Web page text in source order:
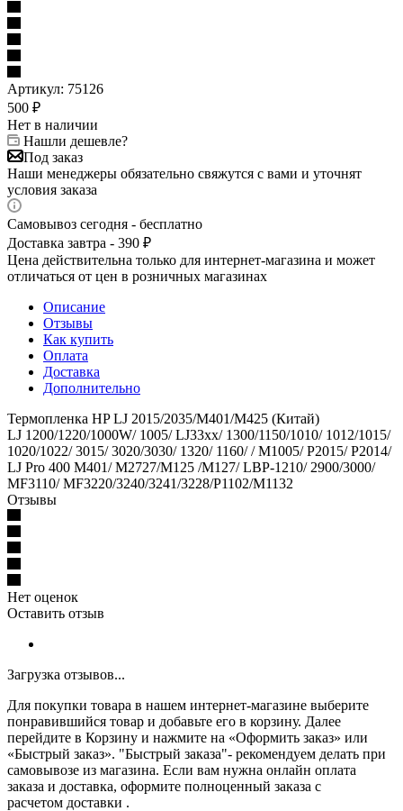
Артикул: 75126
500 ₽
Нет в наличии
Нашли дешевле?
Под заказ
Наши менеджеры обязательно свяжутся с вами и уточнят
условия заказа
Самовывоз сегодня - бесплатно
Доставка завтра - 390 ₽
Цена действительна только для интернет-магазина и может
отличаться от цен в розничных магазинах
Описание
Отзывы
Как купить
Оплата
Доставка
Дополнительно
Термопленка HP LJ 2015/2035/M401/M425 (Китай)
LJ 1200/1220/1000W/ 1005/ LJ33xx/ 1300/1150/1010/ 1012/1015/
1020/1022/ 3015/ 3020/3030/ 1320/ 1160/ / M1005/ P2015/ P2014/
LJ Pro 400 M401/ M2727/M125 /M127/ LBP-1210/ 2900/3000/
MF3110/ MF3220/3240/3241/3228/P1102/M1132
Отзывы
Нет оценок
Оставить отзыв
Загрузка отзывов...
Для покупки товара в нашем интернет-магазине выберите
понравившийся товар и добавьте его в корзину. Далее
перейдите в Корзину и нажмите на «Оформить заказ» или
«Быстрый заказ». "Быстрый заказа"- рекомендуем делать при
самовывозе из магазина. Если вам нужна онлайн оплата
заказа и доставка, оформите полноценный заказа с
расчетом доставки .